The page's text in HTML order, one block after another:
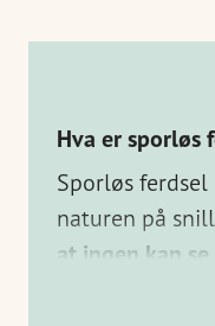
Hva er sporløs
Sporløs
naturen på
at ingen kan
Noen